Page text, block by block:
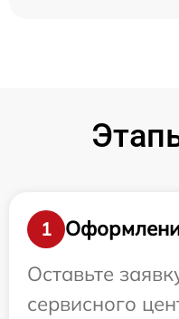
1
Оставьте
сервисного